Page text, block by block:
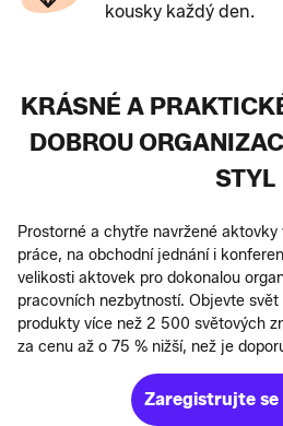
kousky každý den.
KRÁSNÉ A
DOBROU
STYL
Prostorné a chytře navržené
práce, na obchodní jednání i
velikosti aktovek pro dokonalou
pracovních nezbytností. Objevte
produkty více než 2 500 světových
za cenu až o 75 % nižší, než je
Zaregistrujte se